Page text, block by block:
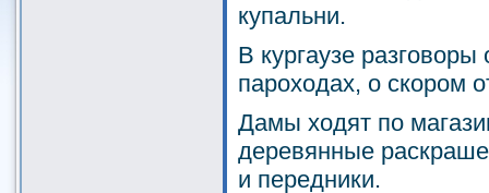
купальни.
В кургаузе
пароходах, о скором
Дамы ходят по
деревянные
и передники.